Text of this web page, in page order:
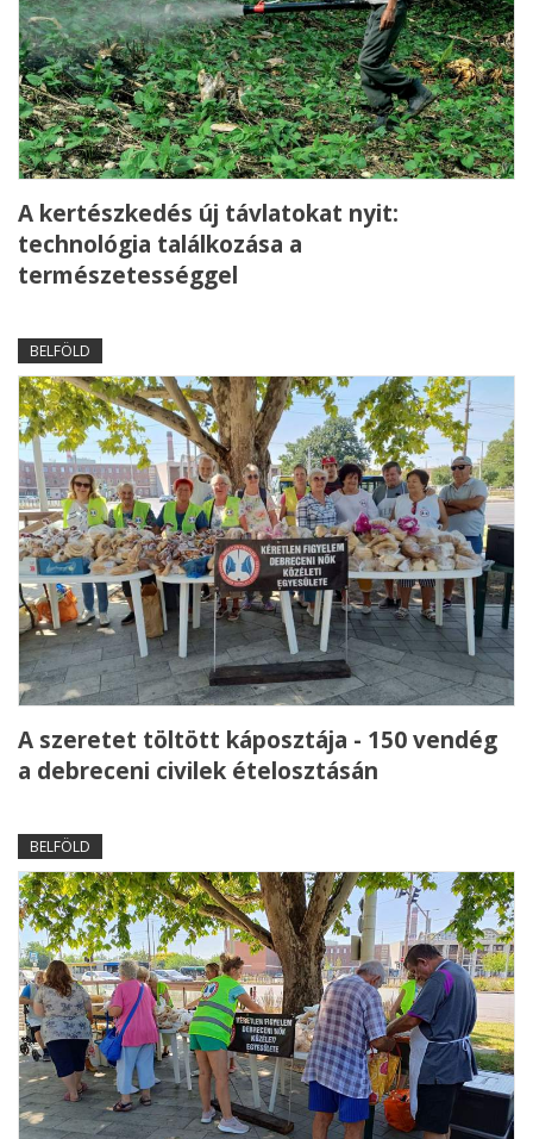
A kertészkedés új távlatokat nyit:
technológia találkozása a
természetességgel
BELFÖLD
A szeretet töltött káposztája - 150 vendég
a debreceni civilek ételosztásán
BELFÖLD